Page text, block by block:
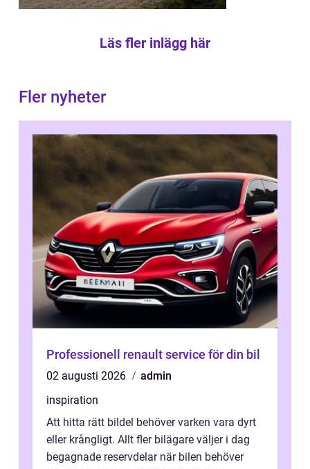
Läs fler inlägg här
Fler nyheter
Professionell renault service för din bil
02 augusti 2026
admin
inspiration
Att hitta rätt bildel behöver varken vara dyrt
eller krångligt. Allt fler bilägare väljer i dag
begagnade reservdelar när bilen behöver